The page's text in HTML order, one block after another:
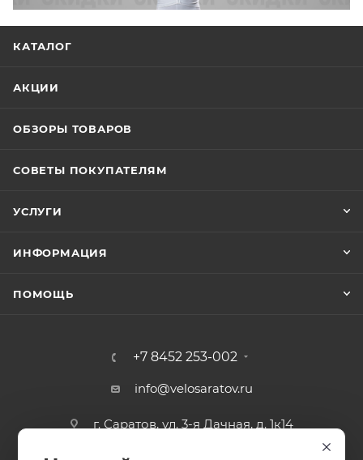
КАТАЛОГ
АКЦИИ
ОБЗОРЫ ТОВАРОВ
СОВЕТЫ ПОКУПАТЕЛЯМ
УСЛУГИ
ИНФОРМАЦИЯ
ПОМОЩЬ
+7 8452 253-002
info@velosaratov.ru
г. Саратов, ул. 3-я Дачная, д. 1к14